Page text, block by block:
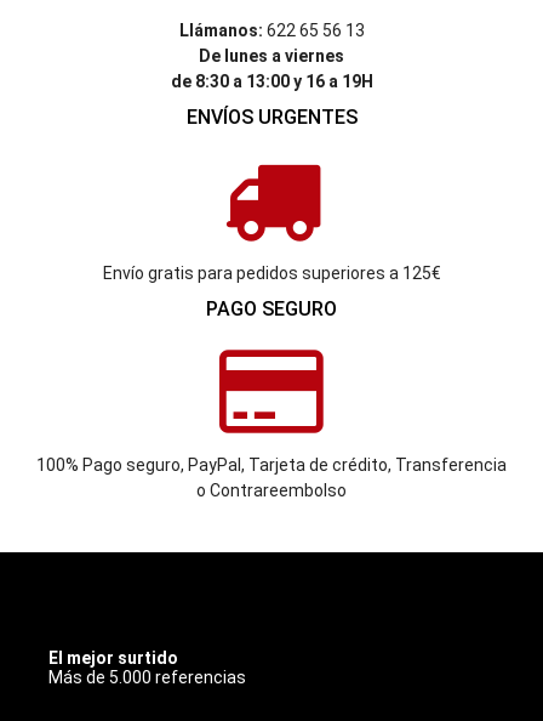
Llámanos: 622 65 56 13
De lunes a viernes
de 8:30 a 13:00 y 16 a 19H
ENVÍOS URGENTES
Envío gratis para pedidos superiores a 125€
PAGO SEGURO
100% Pago seguro, PayPal, Tarjeta de crédito, Transferencia
o Contrareembolso
El mejor surtido
Más de 5.000 referencias